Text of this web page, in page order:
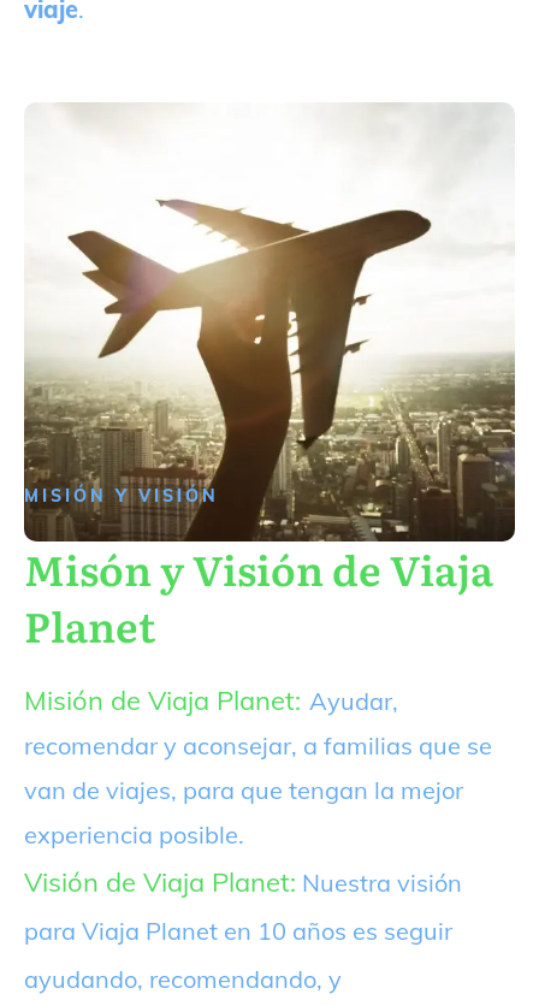
viaje.
MISIÓN Y VISIÓN
Misón y Visión de Viaja
Planet
Misión de Viaja Planet: Ayudar,
recomendar y aconsejar, a familias que se
van de viajes, para que tengan la mejor
experiencia posible.
Visión de Viaja Planet: Nuestra visión
para Viaja Planet en 10 años es seguir
ayudando, recomendando, y